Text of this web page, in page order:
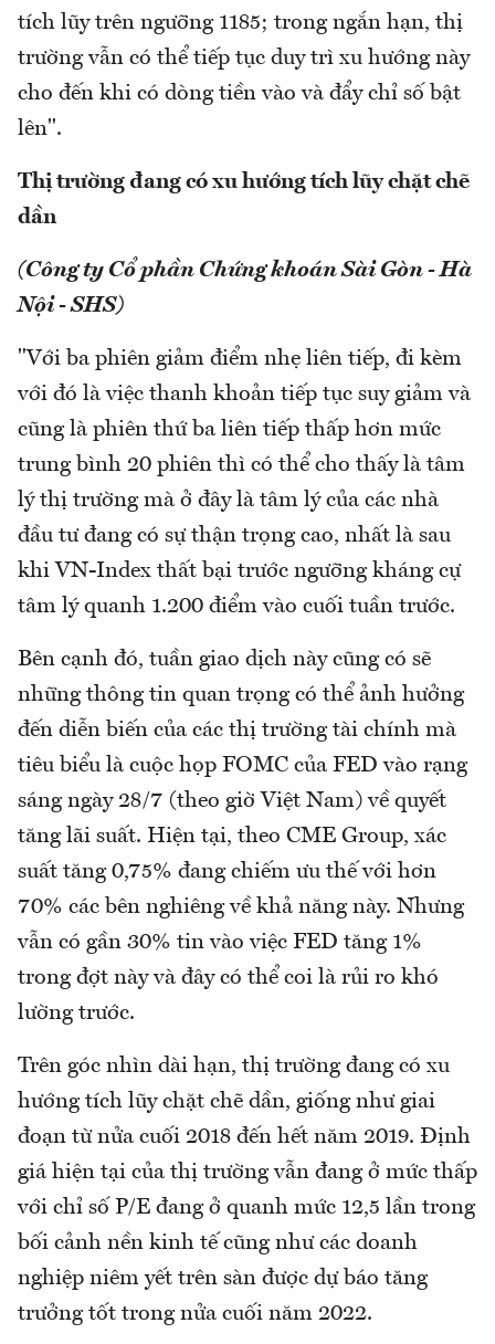
tích lũy trên ngưỡng 1185; trong ngắn hạn, thị
trường vẫn có thể tiếp tục duy trì xu hướng này
cho đến khi có dòng tiền vào và đẩy chỉ số bật
lên".
Thị trường đang có xu hướng tích lũy chặt chẽ
dần
(Công ty Cổ phần Chứng khoán Sài Gòn - Hà
Nội - SHS)
"Với ba phiên giảm điểm nhẹ liên tiếp, đi kèm
với đó là việc thanh khoản tiếp tục suy giảm và
cũng là phiên thứ ba liên tiếp thấp hơn mức
trung bình 20 phiên thì có thể cho thấy là tâm
lý thị trường mà ở đây là tâm lý của các nhà
đầu tư đang có sự thận trọng cao, nhất là sau
khi VN-Index thất bại trước ngưỡng kháng cự
tâm lý quanh 1.200 điểm vào cuối tuần trước.
Bên cạnh đó, tuần giao dịch này cũng có sẽ
những thông tin quan trọng có thể ảnh hưởng
đến diễn biến của các thị trường tài chính mà
tiêu biểu là cuộc họp FOMC của FED vào rạng
sáng ngày 28/7 (theo giờ Việt Nam) về quyết
tăng lãi suất. Hiện tại, theo CME Group, xác
suất tăng 0,75% đang chiếm ưu thế với hơn
70% các bên nghiêng về khả năng này. Nhưng
vẫn có gần 30% tin vào việc FED tăng 1%
trong đợt này và đây có thể coi là rủi ro khó
lường trước.
Trên góc nhìn dài hạn, thị trường đang có xu
hướng tích lũy chặt chẽ dần, giống như giai
đoạn từ nửa cuối 2018 đến hết năm 2019. Định
giá hiện tại của thị trường vẫn đang ở mức thấp
với chỉ số P/E đang ở quanh mức 12,5 lần trong
bối cảnh nền kinh tế cũng như các doanh
nghiệp niêm yết trên sàn được dự báo tăng
trưởng tốt trong nửa cuối năm 2022.